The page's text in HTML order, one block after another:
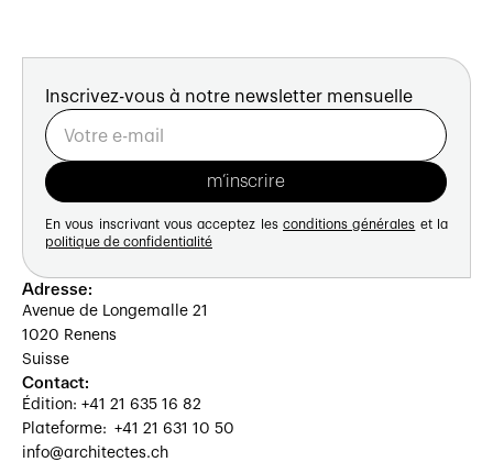
Inscrivez-vous à notre newsletter mensuelle
En vous inscrivant vous acceptez les conditions générales et la
politique de confidentialité
Adresse:
Avenue de Longemalle 21
1020 Renens
Suisse
Contact:
Édition: +41 21 635 16 82
Plateforme: +41 21 631 10 50
info@architectes.ch